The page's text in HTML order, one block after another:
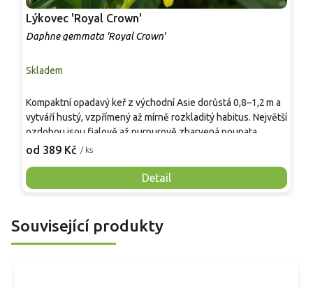
Lýkovec 'Royal Crown'
Daphne gemmata 'Royal Crown'
Skladem
od 389 Kč / ks
Detail
Kompaktní opadavý keř z východní Asie dorůstá 0,8–1,2 m a
vytváří hustý, vzpřímený až mírně rozkladitý habitus. Největší
ozdobou jsou fialově až purpurově zbarvená poupata
přecházející ve vonné jemně žlutozelené květy, kvetoucí
úzce kopinaté listy, na podzim žloutnou. Plodem je drobná
peckovice. Mrazuvzdorný do −20 °C, vhodný jako jarní
Související produkty